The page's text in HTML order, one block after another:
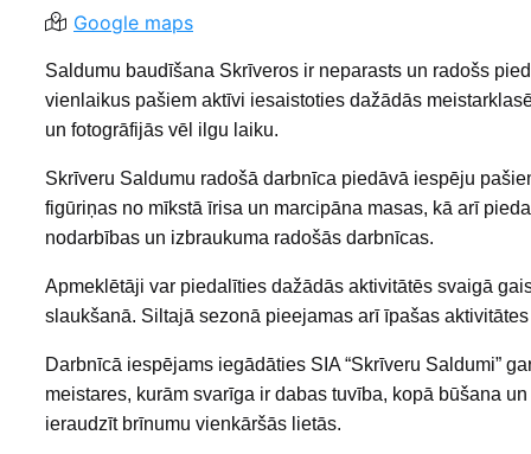
Google maps
Saldumu baudīšana Skrīveros ir neparasts un radošs
vienlaikus pašiem aktīvi iesaistoties dažādās
un fotogrāfijās vēl ilgu laiku.
Skrīveru Saldumu radošā darbnīca piedāvā iespēju
figūriņas no mīkstā īrisa un marcipāna masas, kā arī
nodarbības un izbraukuma radošās darbnīcas.
Apmeklētāji var piedalīties dažādās aktivitātēs svaigā
slaukšanā. Siltajā sezonā pieejamas arī īpašas
Darbnīcā iespējams iegādāties SIA “Skrīveru Saldumi”
meistares, kurām svarīga ir dabas tuvība, kopā būšana
ieraudzīt brīnumu vienkāršās lietās.